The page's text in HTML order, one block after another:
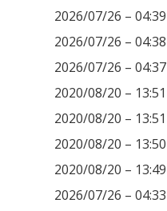
2026/07/26 – 04:39
2026/07/26 – 04:38
2026/07/26 – 04:37
2020/08/20 – 13:51
2020/08/20 – 13:51
2020/08/20 – 13:50
2020/08/20 – 13:49
2026/07/26 – 04:33